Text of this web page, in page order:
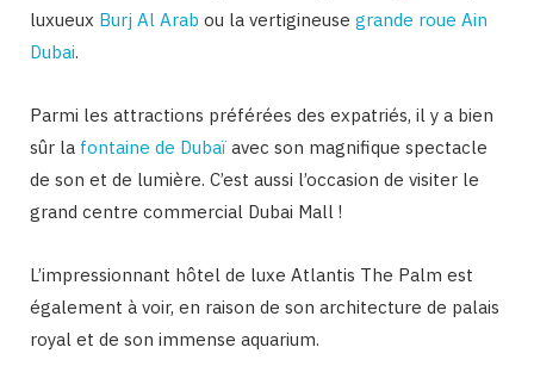
luxueux Burj Al Arab ou la vertigineuse grande roue Ain
Dubai.
Parmi les attractions préférées des expatriés, il y a bien
sûr la fontaine de Dubaï avec son magnifique spectacle
de son et de lumière. C’est aussi l’occasion de visiter le
grand centre commercial Dubai Mall !
L’impressionnant hôtel de luxe Atlantis The Palm est
également à voir, en raison de son architecture de palais
royal et de son immense aquarium.